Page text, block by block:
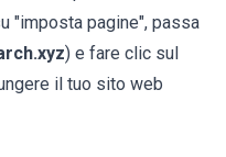
"imposta pagine", passa
) e fare clic sul
il tuo sito web